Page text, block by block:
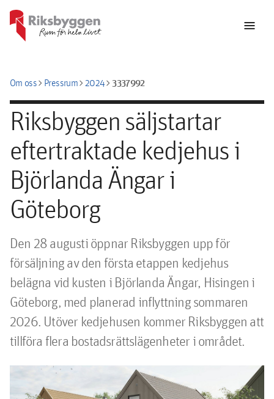
menu
Om osschevron_rightPressrumchevron_right2024chevron_right3337992
Riksbyggen säljstartar
eftertraktade kedjehus i
Björlanda Ängar i
Göteborg
﻿Den 28 augusti öppnar Riksbyggen upp för
försäljning av den första etappen kedjehus
belägna vid kusten i Björlanda Ängar, Hisingen i
Göteborg, med planerad inflyttning sommaren
2026. Utöver kedjehusen kommer Riksbyggen att
tillföra flera bostadsrättslägenheter i området.